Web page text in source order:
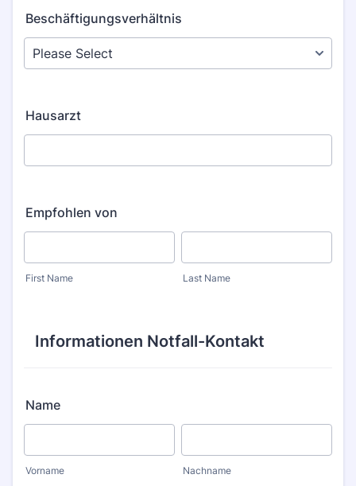
Beschäftigungsverhältnis
Hausarzt
Empfohlen von
First Name Last Name
Informationen Notfall-Kontakt
Name
Vorname Nachname